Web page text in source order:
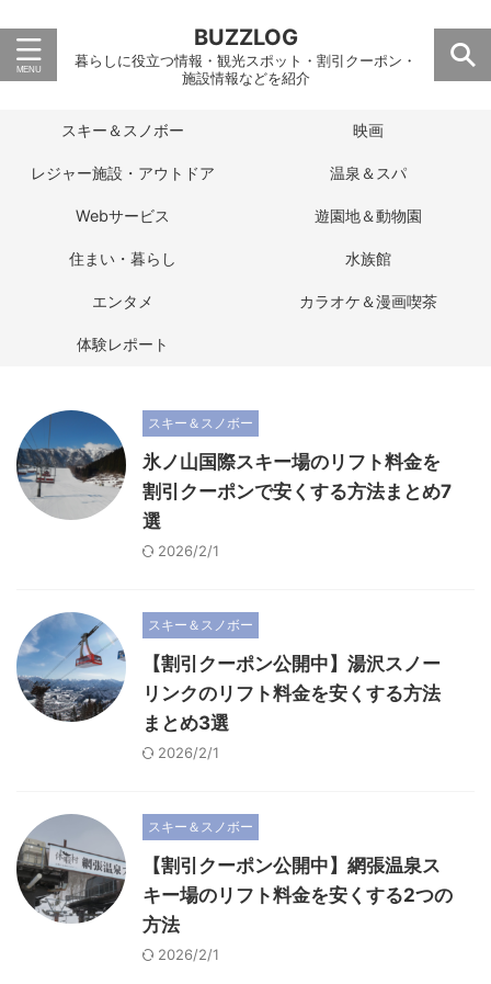
BUZZLOG
暮らしに役立つ情報・観光スポット・割引クーポン・
施設情報などを紹介
スキー＆スノボー 映画
レジャー施設・アウトドア 温泉＆スパ
Webサービス 遊園地＆動物園
住まい・暮らし 水族館
エンタメ カラオケ＆漫画喫茶
体験レポート
スキー＆スノボー
氷ノ山国際スキー場のリフト料金を
割引クーポンで安くする方法まとめ7
選
2026/2/1
スキー＆スノボー
【割引クーポン公開中】湯沢スノー
リンクのリフト料金を安くする方法
まとめ3選
2026/2/1
スキー＆スノボー
【割引クーポン公開中】網張温泉ス
キー場のリフト料金を安くする2つの
方法
2026/2/1